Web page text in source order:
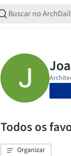
Todos os
Organizar